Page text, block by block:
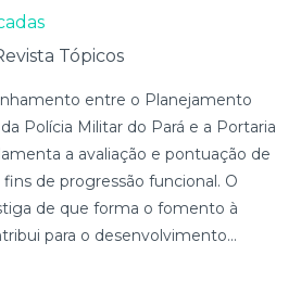
Tópicos
entre o Planejamento
Polícia Militar do Pará e a Portaria
a avaliação e pontuação de
de progressão funcional. O
de que forma o fomento à
para o desenvolvimento...